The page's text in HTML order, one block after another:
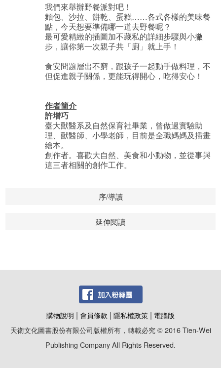
我們來舉辦野餐派對吧！
麵包、沙拉、餅乾、蛋糕……各式各樣的美味餐
點，今天想要準備哪一道去野餐呢？
最可愛精緻的插圖加不藏私的詳細步驟與小撇
步，讓你第一次親子共「廚」就上手！
食安問題層出不窮，跟孩子一起動手做料理，不
但促進親子關係，更能玩得開心，吃得安心！
作者簡介
許增巧
臺大獸醫系及自然保育社畢業，曾做過實驗助
理、獸醫師、小學老師，目前是全職媽媽及插畫
繪本。
創作者。喜歡大自然、美食和小動物，並從事與
這三者相關的創作工作。
序/導讀
延伸閱讀
購物說明 | 會員條款 | 隱私權政策 | 電腦版
天衛文化圖書股份有限公司版權所有，轉載必究 © 2016 Tien-Wei
Publishing Company All Rights Reserved.